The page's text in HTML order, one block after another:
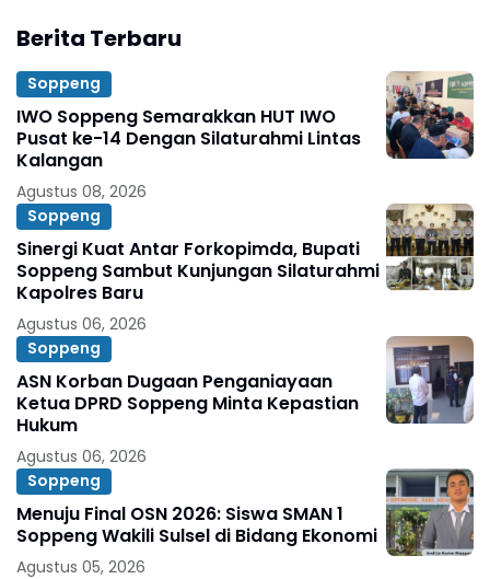
Berita Terbaru
Soppeng
IWO Soppeng Semarakkan HUT IWO
Pusat ke-14 Dengan Silaturahmi Lintas
Kalangan
Agustus 08, 2026
Soppeng
Sinergi Kuat Antar Forkopimda, Bupati
Soppeng Sambut Kunjungan Silaturahmi
Kapolres Baru
Agustus 06, 2026
Soppeng
ASN Korban Dugaan Penganiayaan
Ketua DPRD Soppeng Minta Kepastian
Hukum
Agustus 06, 2026
Soppeng
Menuju Final OSN 2026: Siswa SMAN 1
Soppeng Wakili Sulsel di Bidang Ekonomi
Agustus 05, 2026